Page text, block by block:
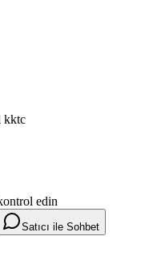
kktc
edin
Satıcı ile Sohbet